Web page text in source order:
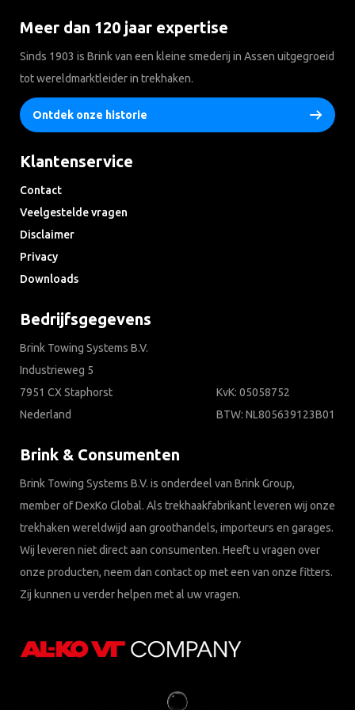
Meer dan 120 jaar expertise
Sinds 1903 is Brink van een kleine smederij in Assen uitgegroeid
tot wereldmarktleider in trekhaken.
Ontdek onze historie
Klantenservice
Contact
Veelgestelde vragen
Disclaimer
Privacy
Downloads
Bedrijfsgegevens
Brink Towing Systems B.V.
Industrieweg 5
7951 CX Staphorst
Nederland
KvK: 05058752
BTW: NL805639123B01
Brink & Consumenten
Brink Towing Systems B.V. is onderdeel van Brink Group,
member of DexKo Global. Als trekhaakfabrikant leveren wij onze
trekhaken wereldwijd aan groothandels, importeurs en garages.
Wij leveren niet direct aan consumenten. Heeft u vragen over
onze producten, neem dan contact op met een van onze fitters.
Zij kunnen u verder helpen met al uw vragen.